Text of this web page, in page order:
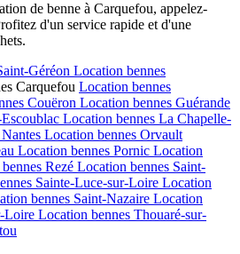
de benne à Carquefou, appelez-
d'un service rapide et d'une
Géréon Location bennes
Carquefou Location bennes
Couëron Location bennes Guérande
Location bennes La Chapelle-
Nantes Location bennes Orvault
Location bennes Pornic Location
Rezé Location bennes Saint-
Sainte-Luce-sur-Loire Location
bennes Saint-Nazaire Location
Loire Location bennes Thouaré-sur-